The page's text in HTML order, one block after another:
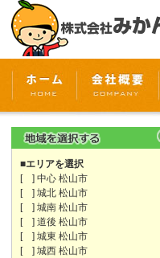
■エリアを選択
[ ] 中心 松山市
[ ] 城北 松山市
[ ] 城南 松山市
[ ] 道後 松山市
[ ] 城東 松山市
[ ] 城西 松山市